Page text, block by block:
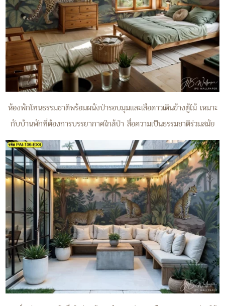
ห้องพักโทนธรรมชาติพร้อมผนังป่ารอบมุมและเสือดาวเดินข้างตู้ไม้ เหมาะ
กับบ้านพักที่ต้องการบรรยากาศใกล้ป่า สื่อความเป็นธรรมชาติร่วมสมัย